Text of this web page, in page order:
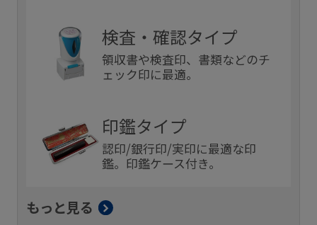
検査・確認タイプ
領収書や検査印、書類などのチ
ェック印に最適。
印鑑タイプ
認印/銀行印/実印に最適な印
鑑。印鑑ケース付き。
もっと見る